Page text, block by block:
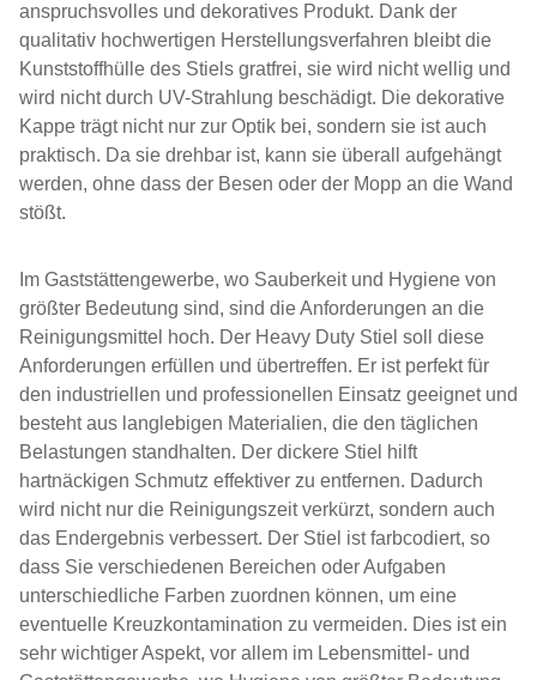
anspruchsvolles und dekoratives Produkt. Dank der
qualitativ hochwertigen Herstellungsverfahren bleibt die
Kunststoffhülle des Stiels gratfrei, sie wird nicht wellig und
wird nicht durch UV-Strahlung beschädigt. Die dekorative
Kappe trägt nicht nur zur Optik bei, sondern sie ist auch
praktisch. Da sie drehbar ist, kann sie überall aufgehängt
werden, ohne dass der Besen oder der Mopp an die Wand
stößt.
Im Gaststättengewerbe, wo Sauberkeit und Hygiene von
größter Bedeutung sind, sind die Anforderungen an die
Reinigungsmittel hoch. Der Heavy Duty Stiel soll diese
Anforderungen erfüllen und übertreffen. Er ist perfekt für
den industriellen und professionellen Einsatz geeignet und
besteht aus langlebigen Materialien, die den täglichen
Belastungen standhalten. Der dickere Stiel hilft
hartnäckigen Schmutz effektiver zu entfernen. Dadurch
wird nicht nur die Reinigungszeit verkürzt, sondern auch
das Endergebnis verbessert. Der Stiel ist farbcodiert, so
dass Sie verschiedenen Bereichen oder Aufgaben
unterschiedliche Farben zuordnen können, um eine
eventuelle Kreuzkontamination zu vermeiden. Dies ist ein
sehr wichtiger Aspekt, vor allem im Lebensmittel- und